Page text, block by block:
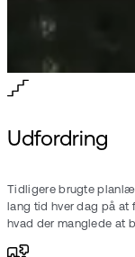
Udfordring
Tidligere brugte
lang tid hver dag på at
hvad der manglede at